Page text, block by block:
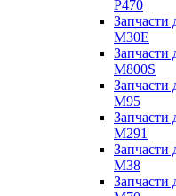
P470
Запчасти
M30E
Запчасти
M800S
Запчасти
M95
Запчасти
M291
Запчасти
M38
Запчасти